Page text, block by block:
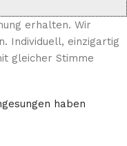
erhalten. Wir
Individuell, einzigartig
gleicher Stimme
haben